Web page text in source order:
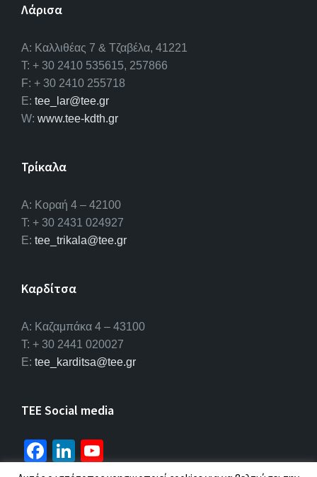
Λάρισα
A: Καλλιθέας 7 & Τζαβέλα, 41221
T: + 30 2410 535615, 257866
F: + 30 2410 255718
E: tee_lar@tee.gr
W: www.tee-kdth.gr
Τρίκαλα
Α: Κοραή 4 – 42100
T: + 30 2431 024927
E: tee_trikala@tee.gr
Καρδίτσα
Α: Καζαμπάκα 4 – 43100
T: + 30 2441 020027
E: tee_karditsa@tee.gr
TEE Social media
Fa Li